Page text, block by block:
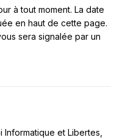
à tout moment. La date
en haut de cette page.
sera signalée par un
Informatique et Libertes,